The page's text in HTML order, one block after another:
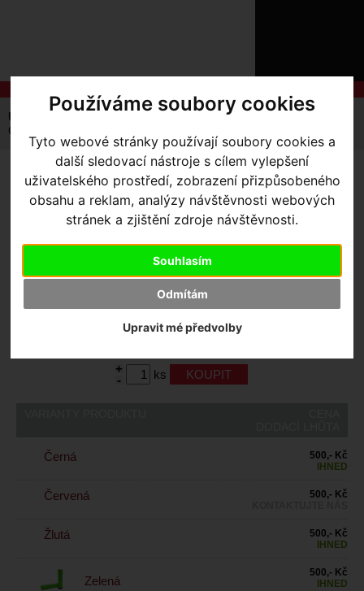
Používáme soubory cookies
Tyto webové stránky používají soubory cookies a
další sledovací nástroje s cílem vylepšení
uživatelského prostředí, zobrazení přizpůsobeného
obsahu a reklam, analýzy návštěvnosti webových
stránek a zjištění zdroje návštěvnosti.
Souhlasím
Odmítám
Upravit mé předvolby
NÁSO
NÁKUPU
SLUŽBY
REGISTRACE
ZTRATILI
Úvodní strana
Gripy
Gripy West Biking ST-918
GRIPY WEST BIKING ST-918
- Černá
Ano, v Olomouci
24 měsíců
+
-
ks
Černá
500,- Kč
IHNED
Červená
500,- Kč
Žlutá
500,- Kč
IHNED
Zelená
500,- Kč
IHNED